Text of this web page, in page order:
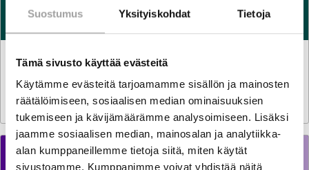
Suostumus Yksityiskohdat Tietoja
Tämä sivusto käyttää evästeitä
Käytämme evästeitä tarjoamamme sisällön ja mainosten
räätälöimiseen, sosiaalisen median ominaisuuksien
tukemiseen ja kävijämäärämme analysoimiseen. Lisäksi
jaamme sosiaalisen median, mainosalan ja analytiikka-
alan kumppaneillemme tietoja siitä, miten käytät
sivustoamme. Kumppanimme voivat yhdistää näitä
LAUSUNNOT 6.8.2026
eräiksi siihen liittyviksi laeiksi